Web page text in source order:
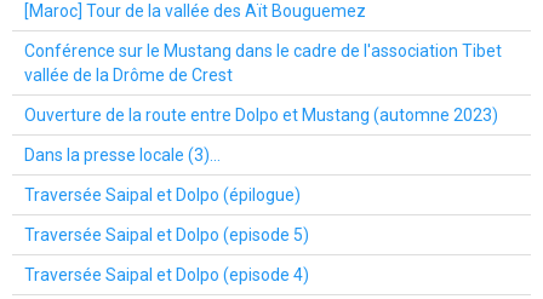
[Maroc] Tour de la vallée des Aït Bouguemez
Conférence sur le Mustang dans le cadre de l'association Tibet
vallée de la Drôme de Crest
Ouverture de la route entre Dolpo et Mustang (automne 2023)
Dans la presse locale (3)...
Traversée Saipal et Dolpo (épilogue)
Traversée Saipal et Dolpo (episode 5)
Traversée Saipal et Dolpo (episode 4)